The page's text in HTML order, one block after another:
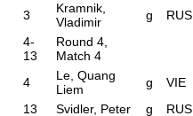
3
Kramnik,
Vladimir
g RUS
4-
13
Round 4,
Match 4
4
Le, Quang
Liem
g VIE
13
Svidler, Peter g RUS